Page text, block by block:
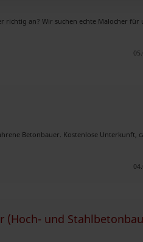
richtig an? Wir suchen echte Malocher für
Betonbauer. Kostenlose Unterkunft,
(Hoch- und Stahlbetonbau